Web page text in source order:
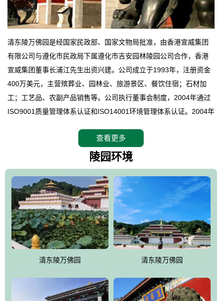
清东陵万佛园是经国家民政部、国家文物局批准，由香港宣威集团
有限公司与遵化市民政局下属遵化市吉安园林陵园公司合作，香港
宣威集团董事长浦江先生出资兴建。公司成立于1993年，注册资金
400万美元，主营殡葬业、园林业、旅游景区、餐饮住宿；石材加
工；工艺品、农副产品销售等。公司执行董事会制度，2004年通过
ISO9001质量管理体系认证和ISO14001环境管理体系认证。2004年
拥有4A级旅游区头衔的花园式陵园，园内建有四星级酒店一座。
万佛园位于遵化市境内，座落在世界文化遗产清东陵地形墙内，地
形绝佳，地理位置优越，交通便利。公司以“建设全国顶级人生后花
园、打造佛教精品旅游圣地”为目标，以海外归侨、国内外知名人士
的墓地安葬、祭祀吊亡并结合旅游参观构成其主要使用功能；以苍
郁绚丽、优雅宜人的园林景观构成其外部形象。通过墓园建设与造
园手法相结合的默契操作，建成一处特色鲜明、服务周全、环境优
美、民族风格突出，与周边文物古迹交相呼应的极具吸引力的花园
式园林。
万佛园工程一期占地448亩，目前完成投资近12亿元人民币，园区采
用全仿古式建筑，寻求与世界文化遗产地清东陵的和谐统一，在园
区建设中寻求陵园建设与景区建设的有机融合，充分发挥独一无二
查看更多
陵园环境
清东陵万佛园 清东陵万佛园